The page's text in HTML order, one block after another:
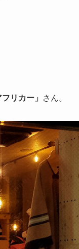
リカー」 さん。